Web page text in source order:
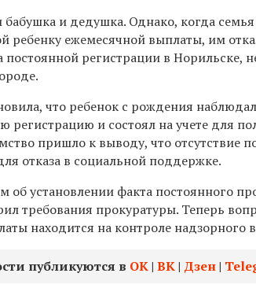
и дедушка. Однако, когда семья
ребенку ежемесячной выплаты, им
постоянной регистрации в Норильске,
что ребенок с рождения
и состоял на учете для
пришло к выводу, что отсутствие
отказа в социальной поддержке.
об установлении факта постоянного
требования прокуратуры. Теперь
находится на контроле надзорного
публикуются в ОК| ВК| Дзен|